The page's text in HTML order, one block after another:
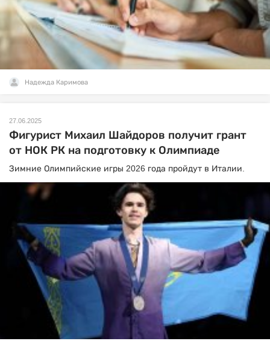
Надежда Каримова
27.06.2025
Фигурист Михаил Шайдоров получит грант
от НОК РК на подготовку к Олимпиаде
Зимние Олимпийские игры 2026 года пройдут в Италии.